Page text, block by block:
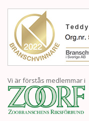
Vi är förstås medlemmar i